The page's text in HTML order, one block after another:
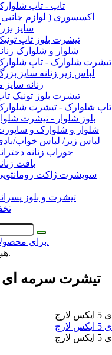
تاپ - تاپ
اکسسوری ( لوازم
سایز
تیشرت بلوز تاپ
شلوار و شلوارک
تیشرت شلوارک - تاپ
لباس زیر زنانه سایز
زنانه
تیشرت بلوز تونیک
تاپ شلوارک - تیشرت
بلوز شلوار - تیشرت
شلوار و شلوارک و
لباس زیر/ لباس خواب/
جوراب زنانه
بافت
سویشرت ژاکت
تیشرت و بلوز
برای محصولات بیشتر کلیک کنید.
هیچ محصولی پیدا نشد.
تیشرت سرمه ای 4 ایکس لارج